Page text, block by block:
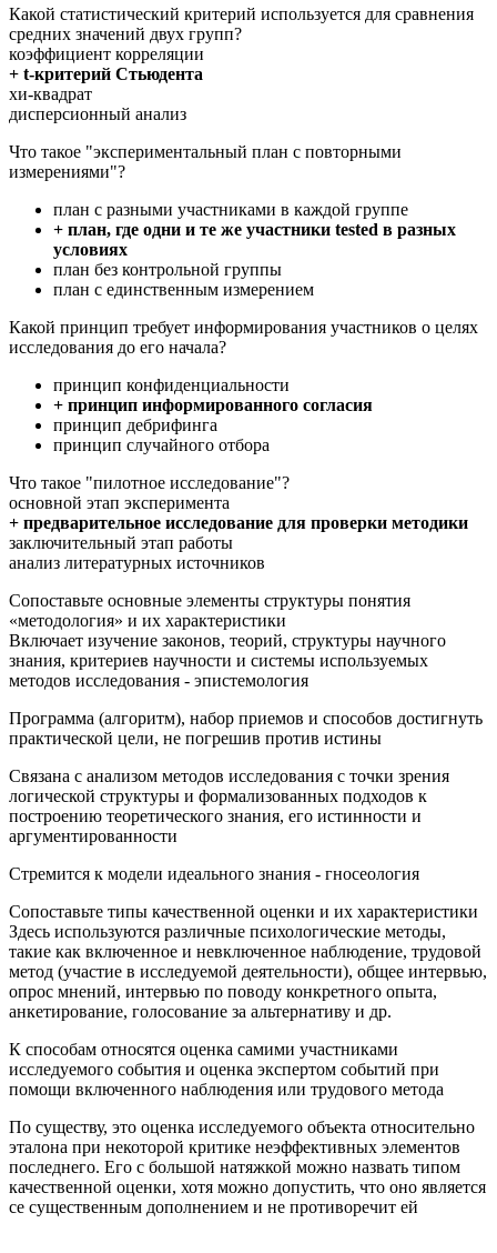
Какой статистический критерий используется для сравнения
средних значений двух групп?
коэффициент корреляции
+ t-критерий Стьюдента
хи-квадрат
дисперсионный анализ
Что такое "экспериментальный план с повторными
измерениями"?
план с разными участниками в каждой группе
+ план, где одни и те же участники tested в разных
условиях
план без контрольной группы
план с единственным измерением
Какой принцип требует информирования участников о целях
исследования до его начала?
принцип конфиденциальности
+ принцип информированного согласия
принцип дебрифинга
принцип случайного отбора
Что такое "пилотное исследование"?
основной этап эксперимента
+ предварительное исследование для проверки методики
заключительный этап работы
анализ литературных источников
Сопоставьте основные элементы структуры понятия
«методология» и их характеристики
Включает изучение законов, теорий, структуры научного
знания, критериев научности и системы используемых
методов исследования - эпистемология
Программа (алгоритм), набор приемов и способов достигнуть
практической цели, не погрешив против истины
Связана с анализом методов исследования с точки зрения
логической структуры и формализованных подходов к
построению теоретического знания, его истинности и
аргументированности
Стремится к модели идеального знания - гносеология
Сопоставьте типы качественной оценки и их характеристики
Здесь используются различные психологические методы,
такие как включенное и невключенное наблюдение, трудовой
метод (участие в исследуемой деятельности), общее интервью,
опрос мнений, интервью по поводу конкретного опыта,
анкетирование, голосование за альтернативу и др.
К способам относятся оценка самими участниками
исследуемого события и оценка экспертом событий при
помощи включенного наблюдения или трудового метода
По существу, это оценка исследуемого объекта относительно
эталона при некоторой критике неэффективных элементов
последнего. Его с большой натяжкой можно назвать типом
качественной оценки, хотя можно допустить, что оно является
се существенным дополнением и не противоречит ей